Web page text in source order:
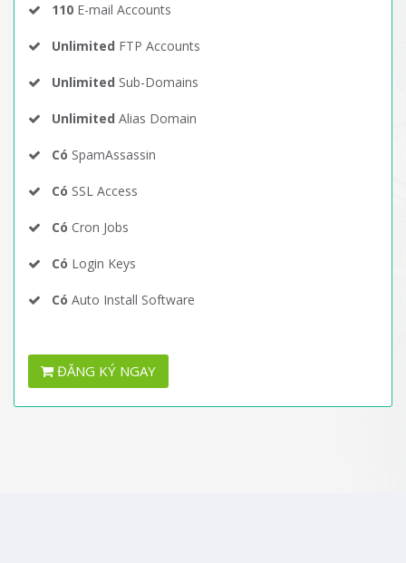
110 E-mail Accounts
Unlimited FTP Accounts
Unlimited Sub-Domains
Unlimited Alias Domain
Có SpamAssassin
Có SSL Access
Có Cron Jobs
Có Login Keys
Có Auto Install Software
ĐĂNG KÝ NGAY